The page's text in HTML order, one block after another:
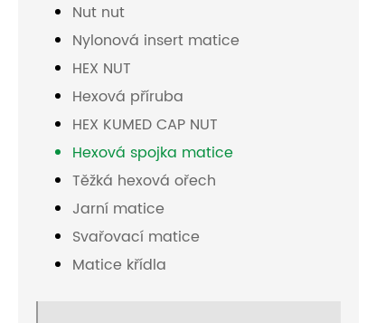
Nut nut
Nylonová insert matice
HEX NUT
Hexová příruba
HEX KUMED CAP NUT
Hexová spojka matice
Těžká hexová ořech
Jarní matice
Svařovací matice
Matice křídla